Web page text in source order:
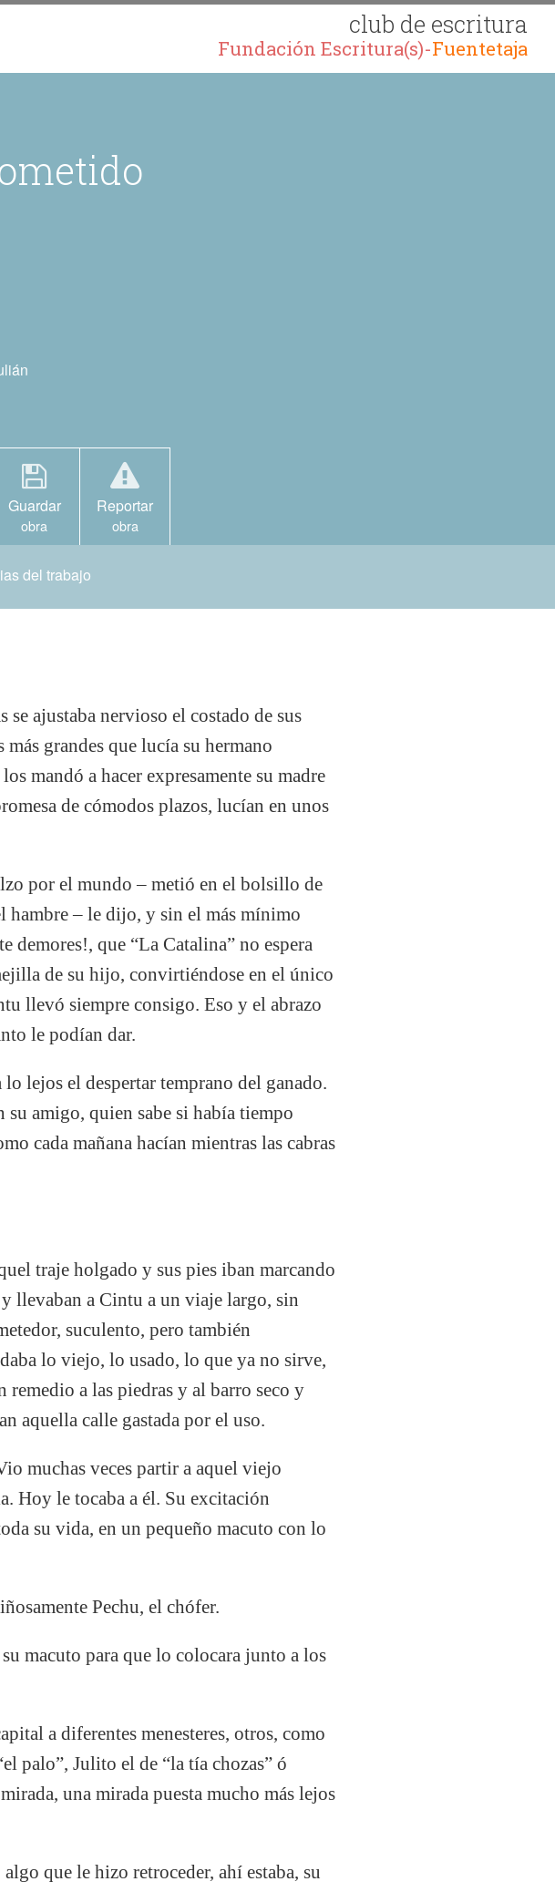
club de escritura
Fundación Escritura(s)-Fuentetaja
Guardar
obra
Reportar
obra
del trabajo
se ajustaba nervioso el costado de sus
grandes que lucía su hermano
mandó a hacer expresamente su madre
de cómodos plazos, lucían en unos
por el mundo – metió en el bolsillo de
hambre – le dijo, y sin el más mínimo
demores!, que “La Catalina” no espera
de su hijo, convirtiéndose en el único
llevó siempre consigo. Eso y el abrazo
le podían dar.
lejos el despertar temprano del ganado.
su amigo, quien sabe si había tiempo
cada mañana hacían mientras las cabras
traje holgado y sus pies iban marcando
llevaban a Cintu a un viaje largo, sin
suculento, pero también
lo viejo, lo usado, lo que ya no sirve,
remedio a las piedras y al barro seco y
aquella calle gastada por el uso.
muchas veces partir a aquel viejo
Hoy le tocaba a él. Su excitación
su vida, en un pequeño macuto con lo
Pechu, el chófer.
macuto para que lo colocara junto a los
a diferentes menesteres, otros, como
palo”, Julito el de “la tía chozas” ó
una mirada puesta mucho más lejos
que le hizo retroceder, ahí estaba, su